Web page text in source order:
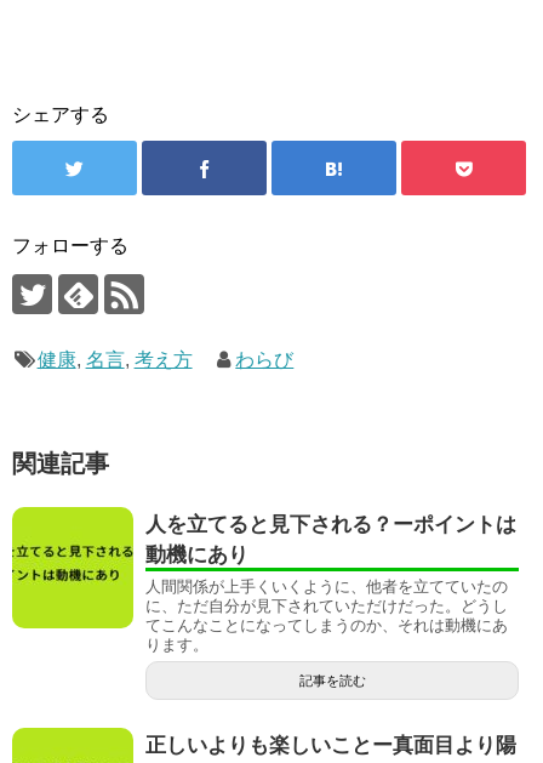
シェアする
フォローする
健康, 名言, 考え方 わらび
関連記事
人を立てると見下される？ーポイントは
動機にあり
人間関係が上手くいくように、他者を立てていたの
に、ただ自分が見下されていただけだった。どうし
てこんなことになってしまうのか、それは動機にあ
ります。
記事を読む
正しいよりも楽しいことー真面目より陽